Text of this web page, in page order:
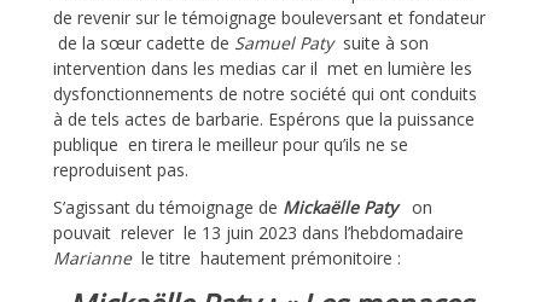
de revenir sur le témoignage bouleversant et fondateur
de la sœur cadette de Samuel Patysuite à son
intervention dans les medias car il met en lumière les
dysfonctionnements de notre société qui ont conduits
à de tels actes de barbarie. Espérons que la puissance
publique en tirera le meilleur pour qu’ils ne se
reproduisent pas.
S’agissant du témoignage de Mickaëlle Patyon
pouvait relever le 13 juin 2023 dans l’hebdomadaire
Marianne le titre hautement prémonitoire :